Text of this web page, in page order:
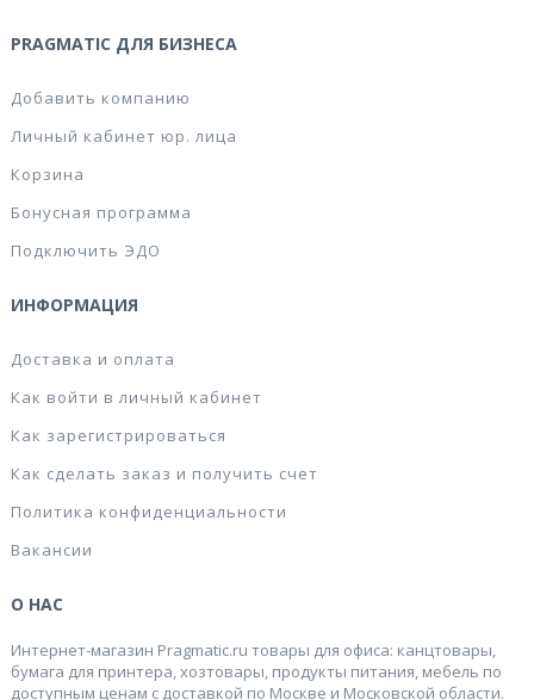
PRAGMATIC ДЛЯ БИЗНЕСА
Добавить компанию
Личный кабинет юр. лица
Корзина
Бонусная программа
Подключить ЭДО
ИНФОРМАЦИЯ
Доставка и оплата
Как войти в личный кабинет
Как зарегистрироваться
Как сделать заказ и получить счет
Политика конфиденциальности
Вакансии
О НАС
Интернет-магазин Pragmatic.ru товары для офиса: канцтовары,
бумага для принтера, хозтовары, продукты питания, мебель по
доступным ценам с доставкой по Москве и Московской области.